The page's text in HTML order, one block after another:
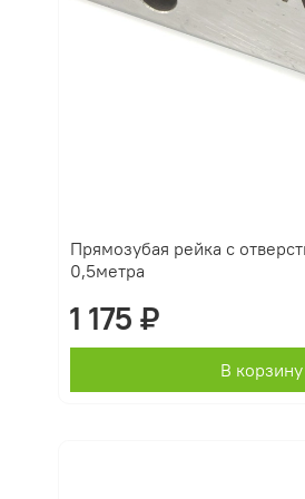
Прямозубая рейка с
0,5метра
1 175 ₽
В корзину